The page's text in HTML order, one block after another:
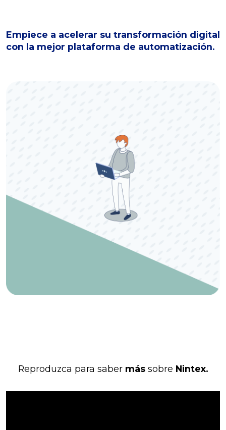
Empiece a acelerar su transformación digital
con la mejor plataforma de automatización.
Reproduzca para saber mássobre Nintex.